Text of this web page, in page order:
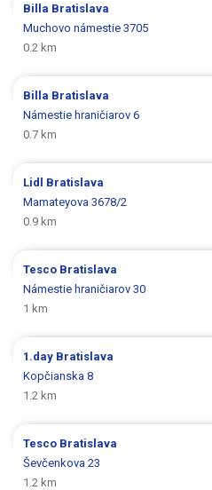
Billa Bratislava
Muchovo námestie 3705
0.2 km
Billa Bratislava
Námestie hraničiarov 6
0.7 km
Lidl Bratislava
Mamateyova 3678/2
0.9 km
Tesco Bratislava
Námestie hraničiarov 30
1 km
1.day Bratislava
Kopčianska 8
1.2 km
Tesco Bratislava
Ševčenkova 23
1.2 km